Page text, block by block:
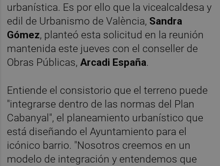
urbanística. Es por ello que la vicealcaldesa y
edil de Urbanismo de València, Sandra
Gómez, planteó esta solicitud en la reunión
mantenida este jueves con el conseller de
Obras Públicas, Arcadi España.
Entiende el consistorio que el terreno puede
"integrarse dentro de las normas del Plan
Cabanyal", el planeamiento urbanístico que
está diseñando el Ayuntamiento para el
icónico barrio. "Nosotros creemos en un
modelo de integración y entendemos que